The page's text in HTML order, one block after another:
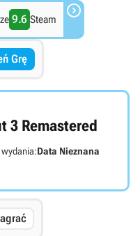
9.6 Steam 
Grę
3 Remastered
Data Nieznana